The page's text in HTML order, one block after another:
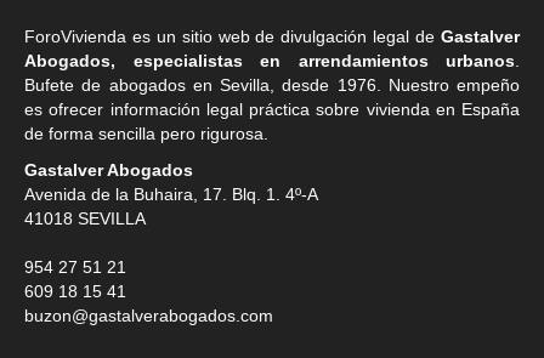
ForoVivienda es un sitio web de divulgación legal de Gastalver
Abogados, especialistas en arrendamientos urbanos
Bufete de abogados en Sevilla , desde 1976. Nuestro empeño
es ofrecer información legal práctica sobre vivienda en España
de forma sencilla pero rigurosa.
Gastalver Abogados
Avenida de la Buhaira, 17. Blq. 1. 4º-A
41018 SEVILLA
954 27 51 21
609 18 15 41
buzon@gastalverabogados.com